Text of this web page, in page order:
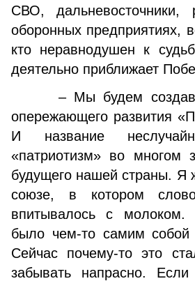
СВО, дальневосточники,
оборонных предприятиях,
кто неравнодушен к
деятельно приближает
– Мы будем
опережающего развития
И название
«патриотизм» во многом
будущего нашей страны. Я
союзе, в котором слово
впитывалось с молоком.
было чем-то самим собой
Сейчас почему-то это
забывать напрасно.